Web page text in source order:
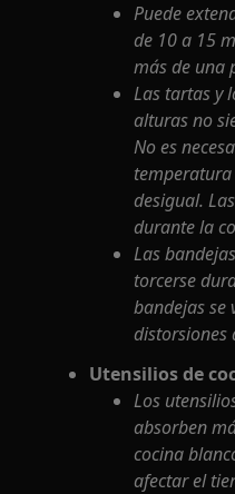
Puede
de 10 a 15
más de una
Las tartas y
alturas no
No es
desigual.
durante la
Las
torcerse
bandejas se
distorsiones
Utensilios de
Los
absorben
cocina
afectar el